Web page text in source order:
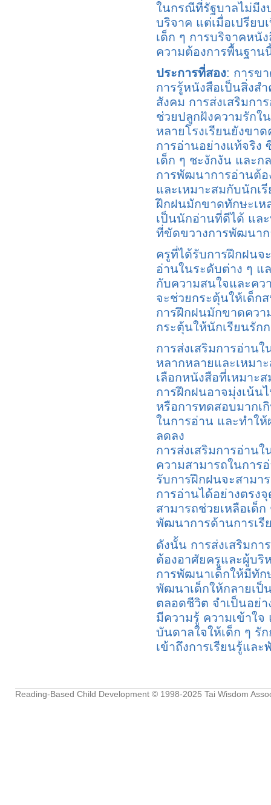
ในกรณีที่รัฐบาลไม่มี
บริจาค แต่เมื่อเปรียบ
เด็ก ๆ การบริจาคหนั
ความต้องการพื้นฐาน
ประการที่สอง: การข
การรู้หนังสือเป็นสิ่ง
สังคม การส่งเสริมกา
ช่วยปลูกฝังความรักใ
หลายโรงเรียนยังขา
การอ่านอย่างแท้จริง
เด็ก ๆ ชะงักงัน และ
การพัฒนาการอ่านต้
และเหมาะสมกับนักเ
ฝึกฝนมักขาดทักษะเห
เป็นนักอ่านที่ดีได้ แล
ที่ขัดขวางการพัฒนาก
ครูที่ได้รับการฝึกฝน
อ่านในระดับต่าง ๆ แ
กับความสนใจและคว
จะช่วยกระตุ้นให้เด็ก
การฝึกฝนมักขาดควา
กระตุ้นให้นักเรียนรัก
การส่งเสริมการอ่าน
หลากหลายและเหมา
เลือกหนังสือที่เหมาะ
การฝึกฝนอาจมุ่งเน้น
หรือการทดสอบมากเ
ในการอ่าน และทำใ
ลดลง
การส่งเสริมการอ่านใ
ความสามารถในการ
รับการฝึกฝนจะสามา
การอ่านได้อย่างตรง
สามารถช่วยเหลือเด็
พัฒนาการด้านการเรี
ดังนั้น การส่งเสริมกา
ต้องอาศัยครูและผู้บริ
การพัฒนาเด็กให้มีทัก
พัฒนาเด็กให้กลายเป็
ตลอดชีวิต จำเป็นอย่
มีความรู้ ความเข้าใจ
บันดาลใจให้เด็ก ๆ รั
เข้าถึงการเรียนรู้แล
Reading-Based Child Development © 1998-2025 Tai Wisdom